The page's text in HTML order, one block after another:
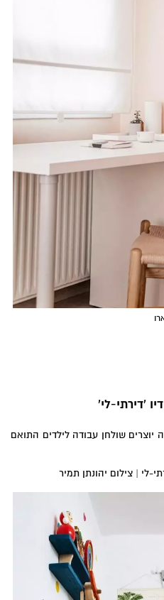
'דירתי-לי'
שולחן עבודה לילדים התואם
לי | צילום יהונתן תמיר